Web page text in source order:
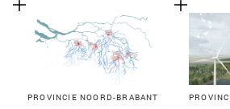
PROVINCIE NOORD-BRABANT